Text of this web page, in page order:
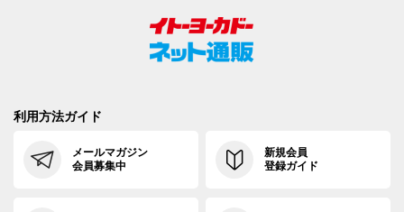
利用方法ガイド
メールマガジン
会員募集中
新規会員
登録ガイド